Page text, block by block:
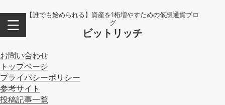
【誰でも始められる】資産を1桁増やすための仮想通貨ブロ
グ
ビットリッチ
お問い合わせ
トップページ
プライバシーポリシー
参考サイト
投稿記事一覧